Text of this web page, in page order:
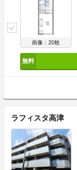
画像：20枚
ラフィスタ高津